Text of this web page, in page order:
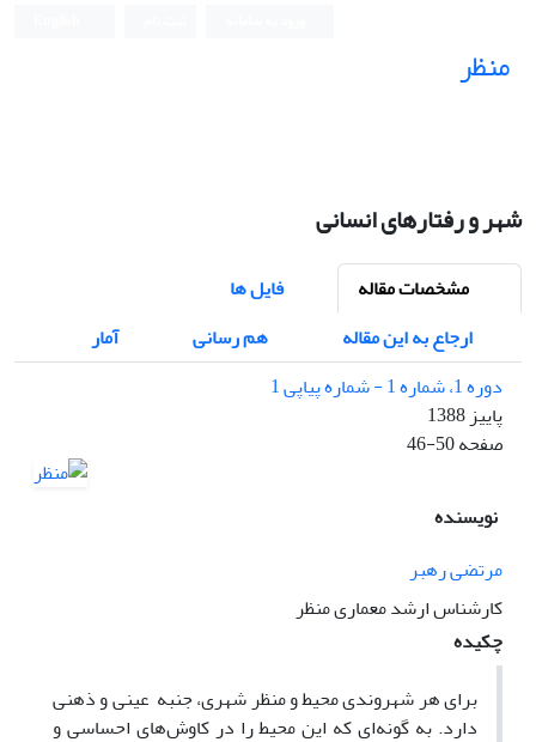
منظر
شهر و رفتارهای انسانی
مشخصات مقاله
فایل ها
ارجاع به این مقاله
هم رسانی
آمار
دوره 1، شماره 1 - شماره پیاپی 1
پاییز 1388
صفحه46-50
نویسنده
مرتضی رهبر
کارشناس ارشد معماری منظر
چکیده
برای هر شهروندی محیط و منظر شهری، جنبه عینی و ذهنی
دارد. به‌ گونه‌ای ‌که این محیط را در کاوش‌های احساسی و